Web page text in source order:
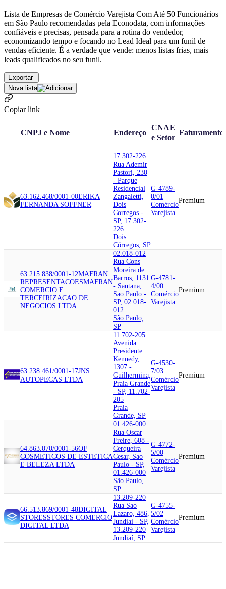
Lista de Empresas de Comércio Varejista Com Até 50 Funcionários
em São Paulo recomendadas pela Econodata, com informações
confiáveis e precisas, pensada para a rotina do vendedor,
economizando tempo e focando no Lead Ideal para um funil de
vendas eficiente. É a verdade que vende: menos listas frias, mais
leads qualificados no seu funil.
Exportar
Nova lista
Copiar link
CNPJ e Nome Endereço
CNAE
e Setor
Faturamento
63.162.468/0001-00ERIKA
FERNANDA SOFFNER
17.302-226
Rua Ademir
Pastori, 230
- Parque
Residencial
Zangaletti,
Dois
Corregos -
SP, 17.302-
226
Dois
Córregos, SP
G-4789-
0/01
Comércio
Varejista
Premium
63.215.838/0001-12MAFRAN
REPRESENTACOESMAFRAN
COMERCIO E
TERCEIRIZACAO DE
NEGOCIOS LTDA
02.018-012
Rua Cons
Moreira de
Barros, 1131
- Santana,
Sao Paulo -
SP, 02.018-
012
São Paulo,
SP
G-4781-
4/00
Comércio
Varejista
Premium
63.238.461/0001-17JNS
AUTOPECAS LTDA
11.702-205
Avenida
Presidente
Kennedy,
1307 -
Guilhermina,
Praia Grande
- SP, 11.702-
205
Praia
Grande, SP
G-4530-
7/03
Comércio
Varejista
Premium
64.863.070/0001-56OF
COSMETICOS DE ESTETICA
E BELEZA LTDA
01.426-000
Rua Oscar
Freire, 608 -
Cerqueira
Cesar, Sao
Paulo - SP,
01.426-000
São Paulo,
SP
G-4772-
5/00
Comércio
Varejista
Premium
66.513.869/0001-48DIGITAL
STORESSTORES COMERCIO
DIGITAL LTDA
13.209-220
Rua Sao
Lazaro, 486,
Jundiai - SP,
13.209-220
Jundiaí, SP
G-4755-
5/02
Comércio
Varejista
Premium